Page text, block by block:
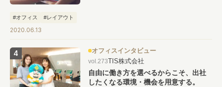
#オフィス #レイアウト
2020.06.13
オフィスインタビュー
vol.273TIS株式会社
自由に働き方を選べるからこそ、出社
したくなる環境・機会を用意する。